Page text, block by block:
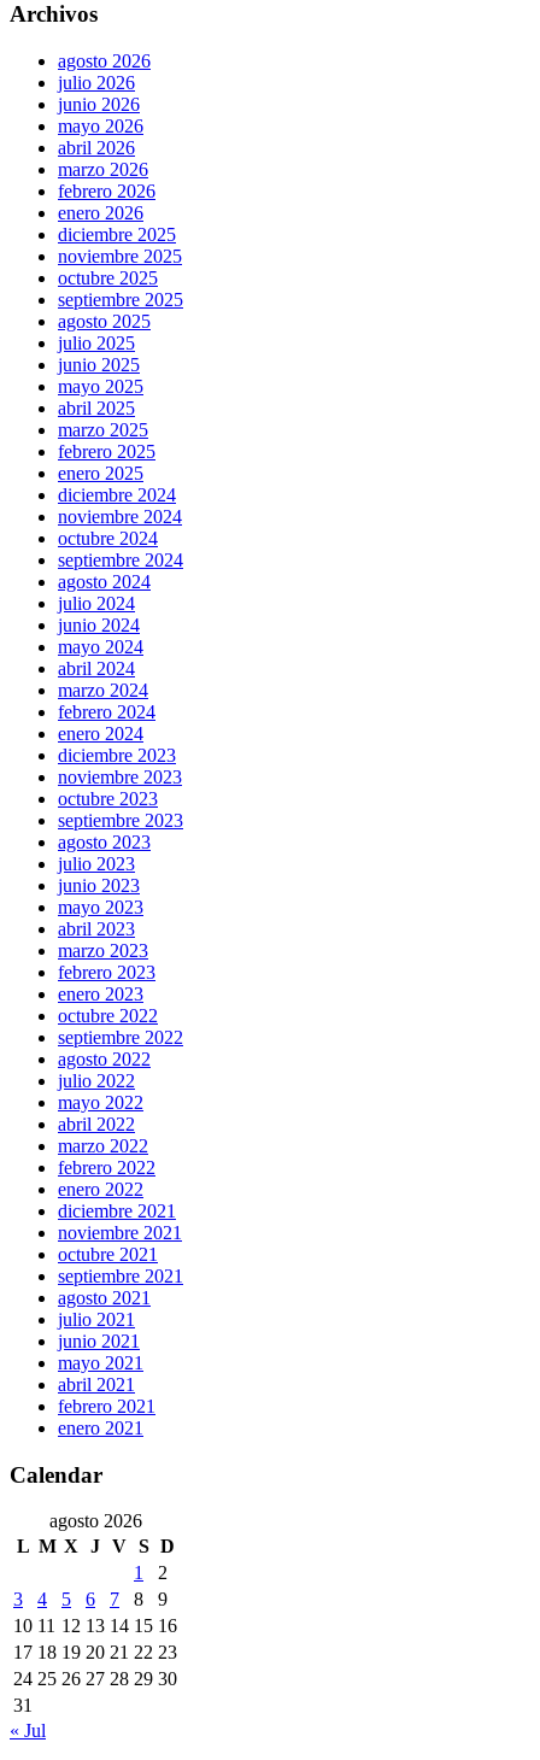
Archivos
agosto 2026
julio 2026
junio 2026
mayo 2026
abril 2026
marzo 2026
febrero 2026
enero 2026
diciembre 2025
noviembre 2025
octubre 2025
septiembre 2025
agosto 2025
julio 2025
junio 2025
mayo 2025
abril 2025
marzo 2025
febrero 2025
enero 2025
diciembre 2024
noviembre 2024
octubre 2024
septiembre 2024
agosto 2024
julio 2024
junio 2024
mayo 2024
abril 2024
marzo 2024
febrero 2024
enero 2024
diciembre 2023
noviembre 2023
octubre 2023
septiembre 2023
agosto 2023
julio 2023
junio 2023
mayo 2023
abril 2023
marzo 2023
febrero 2023
enero 2023
octubre 2022
septiembre 2022
agosto 2022
julio 2022
mayo 2022
abril 2022
marzo 2022
febrero 2022
enero 2022
diciembre 2021
noviembre 2021
octubre 2021
septiembre 2021
agosto 2021
julio 2021
junio 2021
mayo 2021
abril 2021
febrero 2021
enero 2021
Calendar
agosto 2026
L M X J V S D
1
2
3
4 5 6 7 8
9
10 11 12 13 14 15 16
17 18 19 20 21 22 23
24 25 26 27 28 29 30
31
« Jul